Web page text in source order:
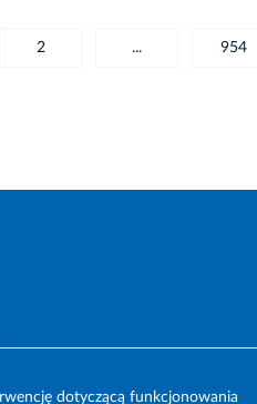
2 ... 954
dotyczącą funkcjonowania